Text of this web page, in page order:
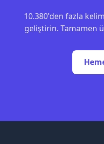
10.380'den fazla
geliştirin. Tamamen